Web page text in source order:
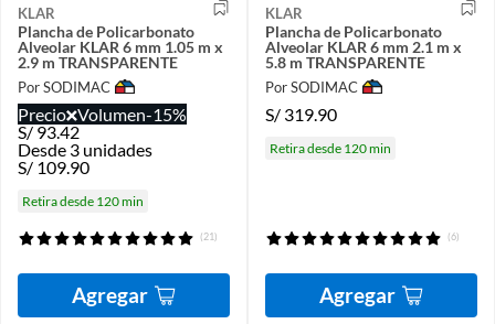
KLAR
Plancha de Policarbonato
Alveolar KLAR 6 mm 1.05 m x
2.9 m TRANSPARENTE
Por SODIMAC
Precio Volumen-15%
S/93.42
Desde 3 unidades
S/ 109.90
Retira desde 120 min
(21)
Agregar
KLAR
Plancha de Policarbonato
Alveolar KLAR 6 mm 2.1 m x
5.8 m TRANSPARENTE
Por SODIMAC
S/ 319.90
Retira desde 120 min
(6)
Agregar